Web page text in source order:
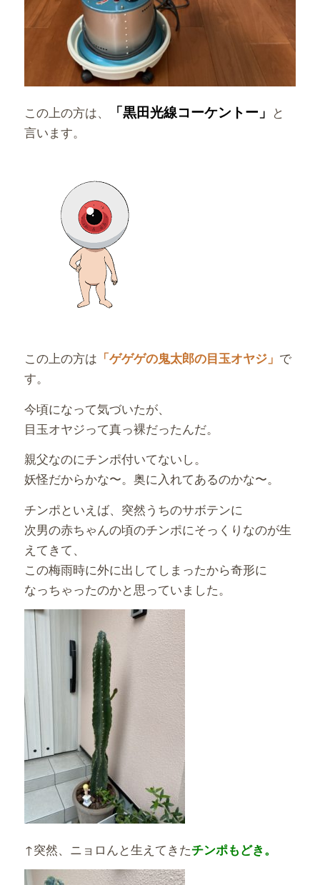
この上の方は、 「黒田光線コーケントー」 と
言います。
この上の方は 「ゲゲゲの鬼太郎の目玉オヤジ」 で
す。
今頃になって気づいたが、
目玉オヤジって真っ裸だったんだ。
親父なのにチンポ付いてないし。
妖怪だからかな〜。奥に入れてあるのかな〜。
チンポといえば、突然うちのサボテンに
次男の赤ちゃんの頃のチンポにそっくりなのが生
えてきて、
この梅雨時に外に出してしまったから奇形に
なっちゃったのかと思っていました。
↑突然、ニョロんと生えてきたチンポもどき。